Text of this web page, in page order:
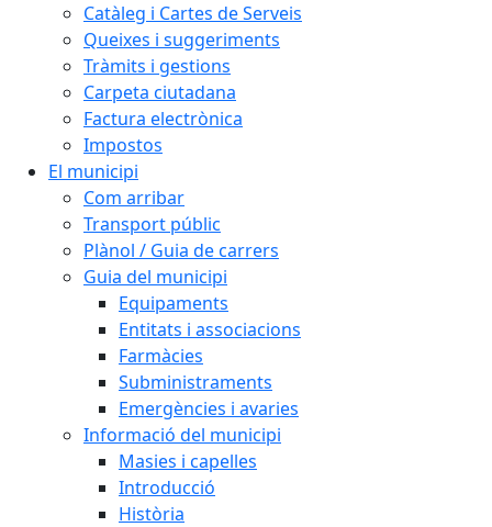
Catàleg i Cartes de Serveis
Queixes i suggeriments
Tràmits i gestions
Carpeta ciutadana
Factura electrònica
Impostos
El municipi
Com arribar
Transport públic
Plànol / Guia de carrers
Guia del municipi
Equipaments
Entitats i associacions
Farmàcies
Subministraments
Emergències i avaries
Informació del municipi
Masies i capelles
Introducció
Història